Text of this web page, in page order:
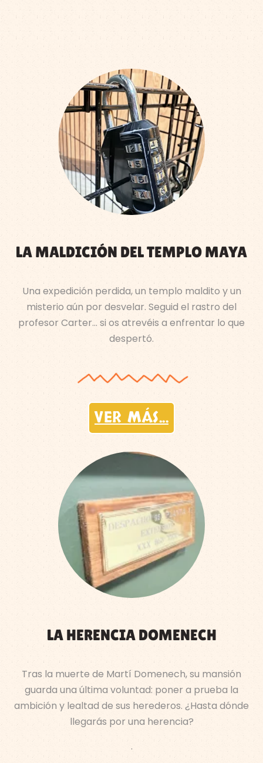
LA MALDICIÓN DEL TEMPLO MAYA
Una expedición perdida, un templo maldito y un
misterio aún por desvelar. Seguid el rastro del
profesor Carter… si os atrevéis a enfrentar lo que
despertó.
VER MÁS...
LA HERENCIA DOMENECH
Tras la muerte de Martí Domenech, su mansión
guarda una última voluntad: poner a prueba la
ambición y lealtad de sus herederos. ¿Hasta dónde
llegarás por una herencia?
.